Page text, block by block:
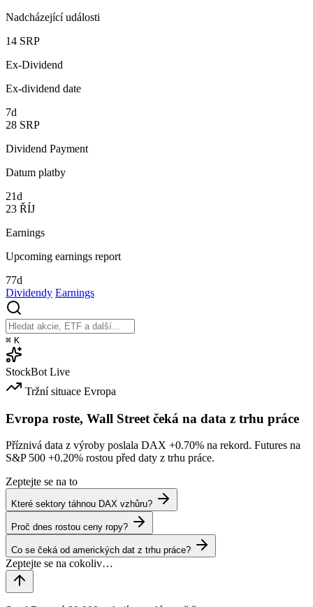
Nadcházející události
14 SRP
Ex-Dividend
Ex-dividend date
7d
28 SRP
Dividend Payment
Datum platby
21d
23 ŘÍJ
Earnings
Upcoming earnings report
77d
Dividendy Earnings
⌘ K
StockBot Live
Tržní situace Evropa
Evropa roste, Wall Street čeká na data z trhu práce
Příznivá data z výroby poslala DAX +0.70% na rekord. Futures na
S&P 500 +0.20% rostou před daty z trhu práce.
Zeptejte se na to
Které sektory táhnou DAX vzhůru?
Proč dnes rostou ceny ropy?
Co se čeká od amerických dat z trhu práce?